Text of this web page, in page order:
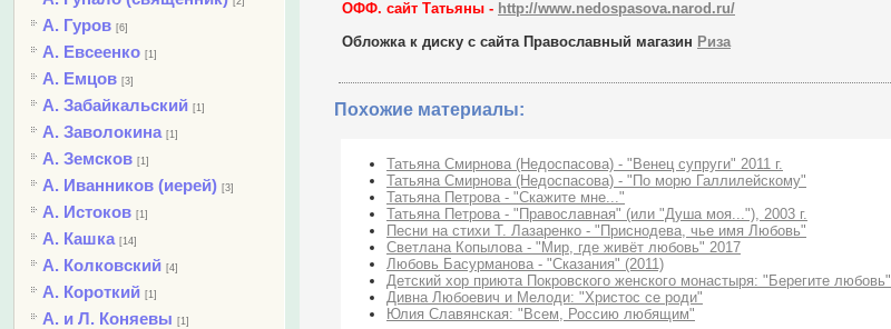
А. Гуров [6]
А. Евсеенко [1]
А. Емцов [3]
А. Забайкальский [1]
А. Заволокина [1]
А. Земсков [1]
А. Иванников (иерей) [3]
А. Истоков [1]
А. Кашка [14]
А. Колковский [4]
А. Короткий [1]
А. и Л. Коняевы [1]
ОФФ. сайт Татьяны - http://www.nedospasova.narod.ru/
Обложка к диску с сайта Православный магазин Риза
Похожие материалы:
Татьяна Смирнова (Недоспасова) - "Венец супруги" 2011 г.
Татьяна Смирнова (Недоспасова) - "По морю Галлилейскому"
Татьяна Петрова - "Скажите мне..."
Татьяна Петрова - "Православная" (или "Душа моя..."), 2003 г.
Песни на стихи Т. Лазаренко - "Приснодева, чье имя Любовь"
Светлана Копылова - "Мир, где живёт любовь" 2017
Любовь Басурманова - "Сказания" (2011)
Детский хор приюта Покровского женского монастыря: "Берегите любовь"
Дивна Любоевич и Мелoди: "Христос се роди"
Юлия Славянская: "Всем, Россию любящим"